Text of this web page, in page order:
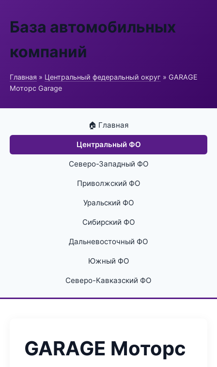
База автомобильных
компаний
Главная » Центральный федеральный округ » GARAGE
Моторс Garage
🏠 Главная
Центральный ФО
Северо-Западный ФО
Приволжский ФО
Уральский ФО
Сибирский ФО
Дальневосточный ФО
Южный ФО
Северо-Кавказский ФО
GARAGE Моторс